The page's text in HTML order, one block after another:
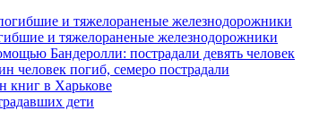
и тяжелораненые железнодорожники
Бандеролли: пострадали девять человек
человек погиб, семеро пострадали
книг в Харькове
дети